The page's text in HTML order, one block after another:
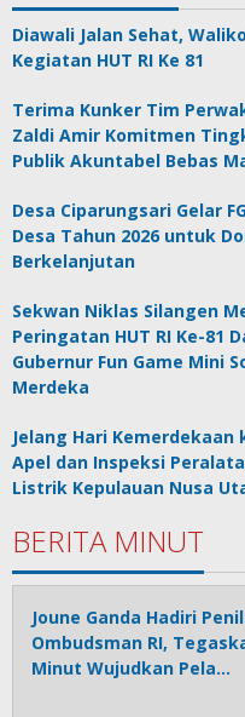
Diawali Jalan Sehat,
Kegiatan HUT RI Ke 81
Terima Kunker Tim
Zaldi Amir Komitmen
Publik Akuntabel Bebas
Desa Ciparungsari Gelar
Desa Tahun 2026 untuk
Berkelanjutan
Sekwan Niklas Silangen
Peringatan HUT RI Ke-81
Gubernur Fun Game Mini
Merdeka
Jelang Hari Kemerdekaan
Apel dan Inspeksi
Listrik Kepulauan Nusa
BERITA MINUT
Joune Ganda Hadiri
Ombudsman RI,
Minut Wujudkan Pela…